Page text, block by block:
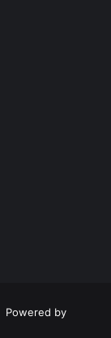
Powered by